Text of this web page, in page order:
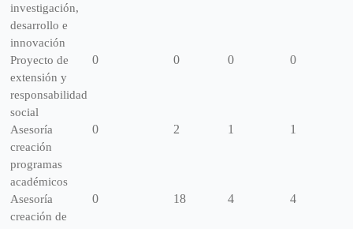
investigación,
desarrollo e
innovación
Proyecto de
extensión y
responsabilidad
social
0 0 0 0
Asesoría
creación
programas
académicos
0 2 1 1
Asesoría
creación de
0 18 4 4